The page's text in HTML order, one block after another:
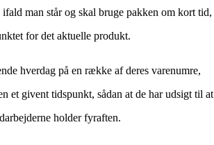
man står og skal bruge pakken om kort tid,
for det aktuelle produkt.
hverdag på en række af deres varenumre,
et givent tidspunkt, sådan at de har udsigt til at
holder fyraften.